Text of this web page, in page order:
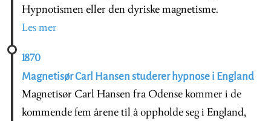
Hypnotismen eller den dyriske magnetisme.
Les mer
1870
Magnetisør Carl Hansen studerer hypnose i England
Magnetisør Carl Hansen fra Odense kommer i de
kommende fem årene til å oppholde seg i England,